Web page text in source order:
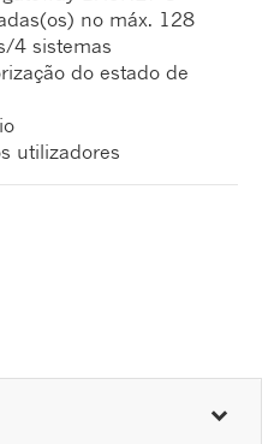
no máx. 128
4 sistemas
do estado de
utilizadores